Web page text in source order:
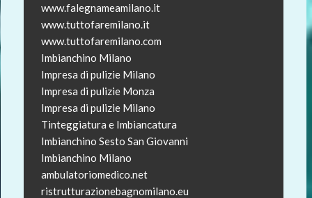
www.falegnameamilano.it
www.tuttofaremilano.it
www.tuttofaremilano.com
Imbianchino Milano
Impresa di pulizie Milano
Impresa di pulizie Monza
Impresa di pulizie Milano
Tinteggiatura e Imbiancatura
Imbianchino Sesto San Giovanni
Imbianchino Milano
ambulatoriomedico.net
ristrutturazionebagnomilano.eu